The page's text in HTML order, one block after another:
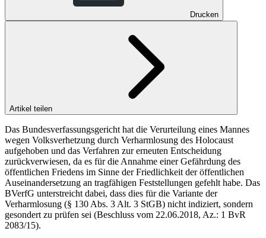
Drucken
Artikel teilen
Das Bundesverfassungsgericht hat die Verurteilung eines Mannes
wegen Volksverhetzung durch Verharmlosung des Holocaust
aufgehoben und das Verfahren zur erneuten Entscheidung
zurückverwiesen, da es für die Annahme einer Gefährdung des
öffentlichen Friedens im Sinne der Friedlichkeit der öffentlichen
Auseinandersetzung an tragfähigen Feststellungen gefehlt habe. Das
BVerfG unterstreicht dabei, dass dies für die Variante der
Verharmlosung (§ 130 Abs. 3 Alt. 3 StGB) nicht indiziert, sondern
gesondert zu prüfen sei (Beschluss vom 22.06.2018, Az.: 1 BvR
2083/15).